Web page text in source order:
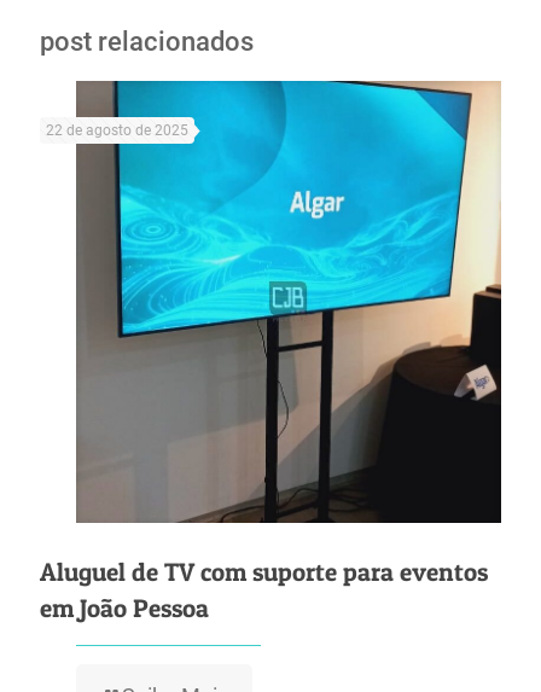
post relacionados
22 de agosto de 2025
Aluguel de TV com suporte para eventos
em João Pessoa